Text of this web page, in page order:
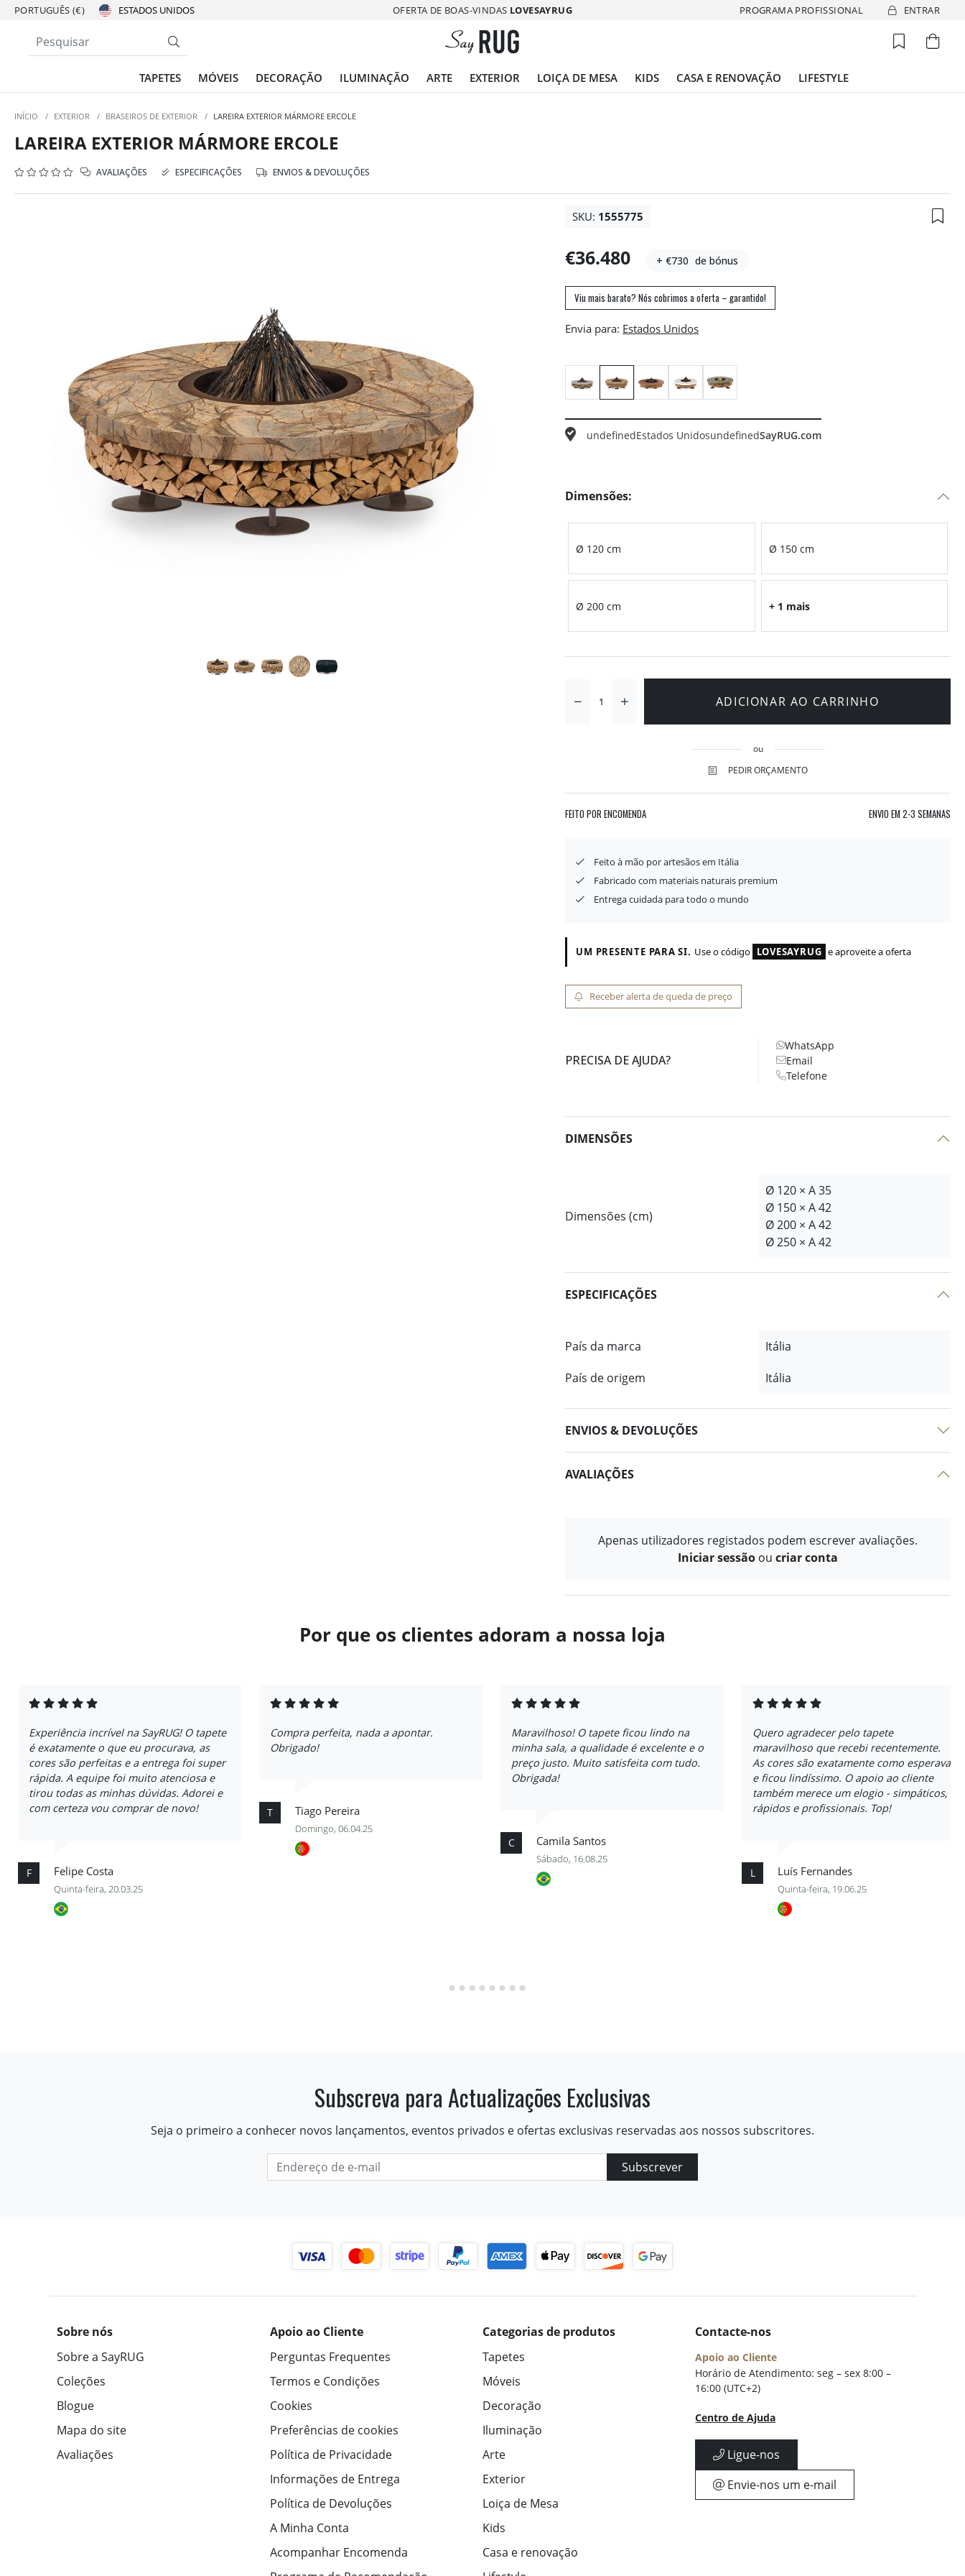
PORTUGUÊS (€) OFERTA DE BOAS-VINDAS LOVESAYRUG PROGRAMA PROFISSIONAL ENTRAR
TAPETES MÓVEIS DECORAÇÃO ILUMINAÇÃO ARTE EXTERIOR LOIÇA DE MESA KIDS CASA E RENOVAÇÃO LIFESTYLE
INÍCIO / EXTERIOR / BRASEIROS DE EXTERIOR / LAREIRA EXTERIOR MÁRMORE ERCOLE
LAREIRA EXTERIOR MÁRMORE ERCOLE
AVALIAÇÕES ESPECIFICAÇÕES ENVIOS & DEVOLUÇÕES
SKU: 1555775
€36.480 + €730 de bónus
Viu mais barato? Nós cobrimos a oferta – garantido!
Envia para:
undefinedEstados UnidosundefinedSayRUG.com
Dimensões:
Ø 120 cm Ø 150 cm
Ø 200 cm + 1 mais
ADICIONAR AO CARRINHO
ou
PEDIR ORÇAMENTO
FEITO POR ENCOMENDA ENVIO EM 2-3 SEMANAS
Feito à mão por artesãos em Itália
Fabricado com materiais naturais premium
Entrega cuidada para todo o mundo
UM PRESENTE PARA SI. Use o código LOVESAYRUG e aproveite a oferta
Receber alerta de queda de preço
PRECISA DE AJUDA?
WhatsApp
Email
Telefone
DIMENSÕES
Dimensões (cm)
Ø 120 × A 35
Ø 150 × A 42
Ø 200 × A 42
Ø 250 × A 42
ESPECIFICAÇÕES
País da marca
Itália
País de origem
Itália
ENVIOS & DEVOLUÇÕES
AVALIAÇÕES
Apenas utilizadores registados podem escrever avaliações.
Iniciar sessão ou criar conta
Por que os clientes adoram a nossa loja
Experiência incrível na SayRUG! O tapete
é exatamente o que eu procurava, as
cores são perfeitas e a entrega foi super
rápida. A equipe foi muito atenciosa e
tirou todas as minhas dúvidas. Adorei e
com certeza vou comprar de novo!
F Felipe Costa
Quinta-feira, 20.03.25
Compra perfeita, nada a apontar.
Obrigado!
T Tiago Pereira
Domingo, 06.04.25
Maravilhoso! O tapete ficou lindo na
minha sala, a qualidade é excelente e o
preço justo. Muito satisfeita com tudo.
Obrigada!
C Camila Santos
Sábado, 16.08.25
Quero agradecer pelo tapete
maravilhoso que recebi recentemente.
As cores são exatamente como esperava
e ficou lindíssimo. O apoio ao cliente
também merece um elogio - simpáticos,
rápidos e profissionais. Top!
L Luís Fernandes
Quinta-feira, 19.06.25
Subscreva para Actualizações Exclusivas
Seja o primeiro a conhecer novos lançamentos, eventos privados e ofertas exclusivas reservadas aos nossos subscritores.
Subscrever
Sobre nós
Sobre a SayRUG
Coleções
Blogue
Mapa do site
Avaliações
Apoio ao Cliente
Perguntas Frequentes
Termos e Condições
Cookies
Preferências de cookies
Política de Privacidade
Informações de Entrega
Política de Devoluções
A Minha Conta
Acompanhar Encomenda
Categorias de produtos
Tapetes
Móveis
Decoração
Iluminação
Arte
Exterior
Loiça de Mesa
Kids
Casa e renovação
Contacte-nos
Apoio ao Cliente
Horário de Atendimento: seg – sex 8:00 –
16:00 (UTC+2)
Centro de Ajuda
Ligue-nos
Envie-nos um e-mail